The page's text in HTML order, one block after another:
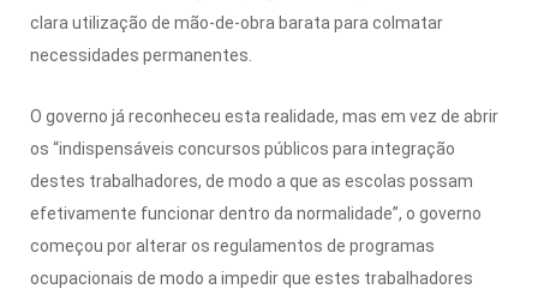
clara utilização de mão-de-obra barata para colmatar
necessidades permanentes.
O governo já reconheceu esta realidade, mas em vez de abrir
os “indispensáveis concursos públicos para integração
destes trabalhadores, de modo a que as escolas possam
efetivamente funcionar dentro da normalidade”, o governo
começou por alterar os regulamentos de programas
ocupacionais de modo a impedir que estes trabalhadores